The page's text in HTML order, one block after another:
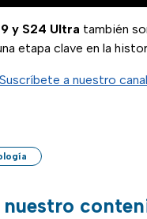
y S24 Ultra también
etapa clave en la
Suscríbete a nuestro
nuestro